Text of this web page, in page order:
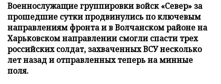
Военнослужащие группировки войск «Север» за
прошедшие сутки продвинулись по ключевым
направлениям фронта и в Волчанском районе на
Харьковском направлении смогли спасти трех
российских солдат, захваченных ВСУ несколько
лет назад и отправленных теперь на минные
поля.